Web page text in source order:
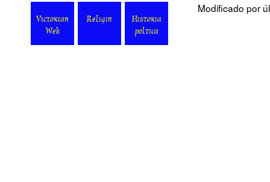
Victorian
Web
Religin
Historia
poltica
Modificado por